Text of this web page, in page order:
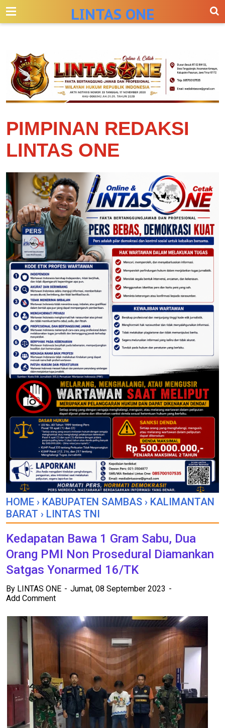
--> LINTAS ONE
PIMPINAN REDAKSI
LINTAS ONE
HOME › KABUPATEN SAMBAS › KALIMANTAN
BARAT › LINTAS TNI
Kedapatan Bawa 1 Gram Sabu, Dua
Orang PMI Non Prosedural Diamankan
Satgas Yonarmed 16/TK
By LINTAS ONE
Jumat, 08 September 2023
Add Comment